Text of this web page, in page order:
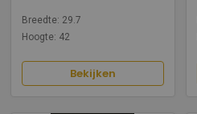
Breedte: 29.7
Hoogte: 42
Bekijken